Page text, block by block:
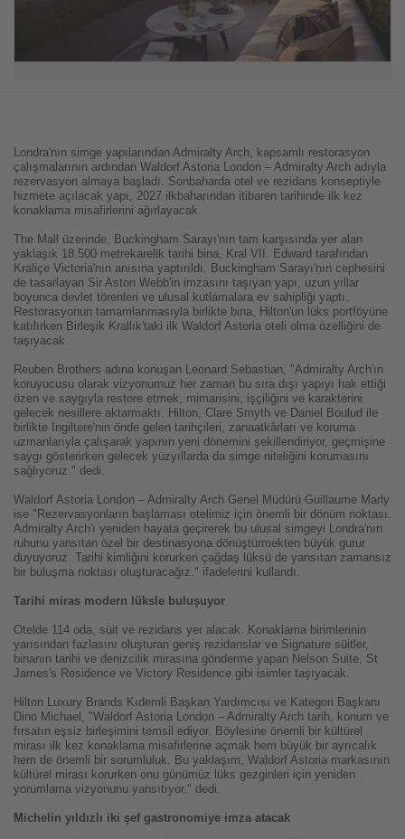
Londra'nın simge yapılarından Admiralty Arch, kapsamlı restorasyon
çalışmalarının ardından Waldorf Astoria London – Admiralty Arch adıyla
rezervasyon almaya başladı. Sonbaharda otel ve rezidans konseptiyle
hizmete açılacak yapı, 2027 ilkbaharından itibaren tarihinde ilk kez
konaklama misafirlerini ağırlayacak.
The Mall üzerinde, Buckingham Sarayı'nın tam karşısında yer alan
yaklaşık 18.500 metrekarelik tarihi bina, Kral VII. Edward tarafından
Kraliçe Victoria'nın anısına yaptırıldı. Buckingham Sarayı'nın cephesini
de tasarlayan Sir Aston Webb'in imzasını taşıyan yapı, uzun yıllar
boyunca devlet törenleri ve ulusal kutlamalara ev sahipliği yaptı.
Restorasyonun tamamlanmasıyla birlikte bina, Hilton'un lüks portföyüne
katılırken Birleşik Krallık'taki ilk Waldorf Astoria oteli olma özelliğini de
taşıyacak.
Reuben Brothers adına konuşan Leonard Sebastian, "Admiralty Arch'ın
koruyucusu olarak vizyonumuz her zaman bu sıra dışı yapıyı hak ettiği
özen ve saygıyla restore etmek, mimarisini, işçiliğini ve karakterini
gelecek nesillere aktarmaktı. Hilton, Clare Smyth ve Daniel Boulud ile
birlikte İngiltere'nin önde gelen tarihçileri, zanaatkârları ve koruma
uzmanlarıyla çalışarak yapının yeni dönemini şekillendiriyor, geçmişine
saygı gösterirken gelecek yüzyıllarda da simge niteliğini korumasını
sağlıyoruz." dedi.
Waldorf Astoria London – Admiralty Arch Genel Müdürü Guillaume Marly
ise "Rezervasyonların başlaması otelimiz için önemli bir dönüm noktası.
Admiralty Arch'ı yeniden hayata geçirerek bu ulusal simgeyi Londra'nın
ruhunu yansıtan özel bir destinasyona dönüştürmekten büyük gurur
duyuyoruz. Tarihi kimliğini korurken çağdaş lüksü de yansıtan zamansız
bir buluşma noktası oluşturacağız." ifadelerini kullandı.
Tarihi miras modern lüksle buluşuyor
Otelde 114 oda, süit ve rezidans yer alacak. Konaklama birimlerinin
yarısından fazlasını oluşturan geniş rezidanslar ve Signature süitler,
binanın tarihi ve denizcilik mirasına gönderme yapan Nelson Suite, St
James's Residence ve Victory Residence gibi isimler taşıyacak.
Hilton Luxury Brands Kıdemli Başkan Yardımcısı ve Kategori Başkanı
Dino Michael, "Waldorf Astoria London – Admiralty Arch tarih, konum ve
fırsatın eşsiz birleşimini temsil ediyor. Böylesine önemli bir kültürel
mirası ilk kez konaklama misafirlerine açmak hem büyük bir ayrıcalık
hem de önemli bir sorumluluk. Bu yaklaşım, Waldorf Astoria markasının
kültürel mirası korurken onu günümüz lüks gezginleri için yeniden
yorumlama vizyonunu yansıtıyor." dedi.
Michelin yıldızlı iki şef gastronomiye imza atacak